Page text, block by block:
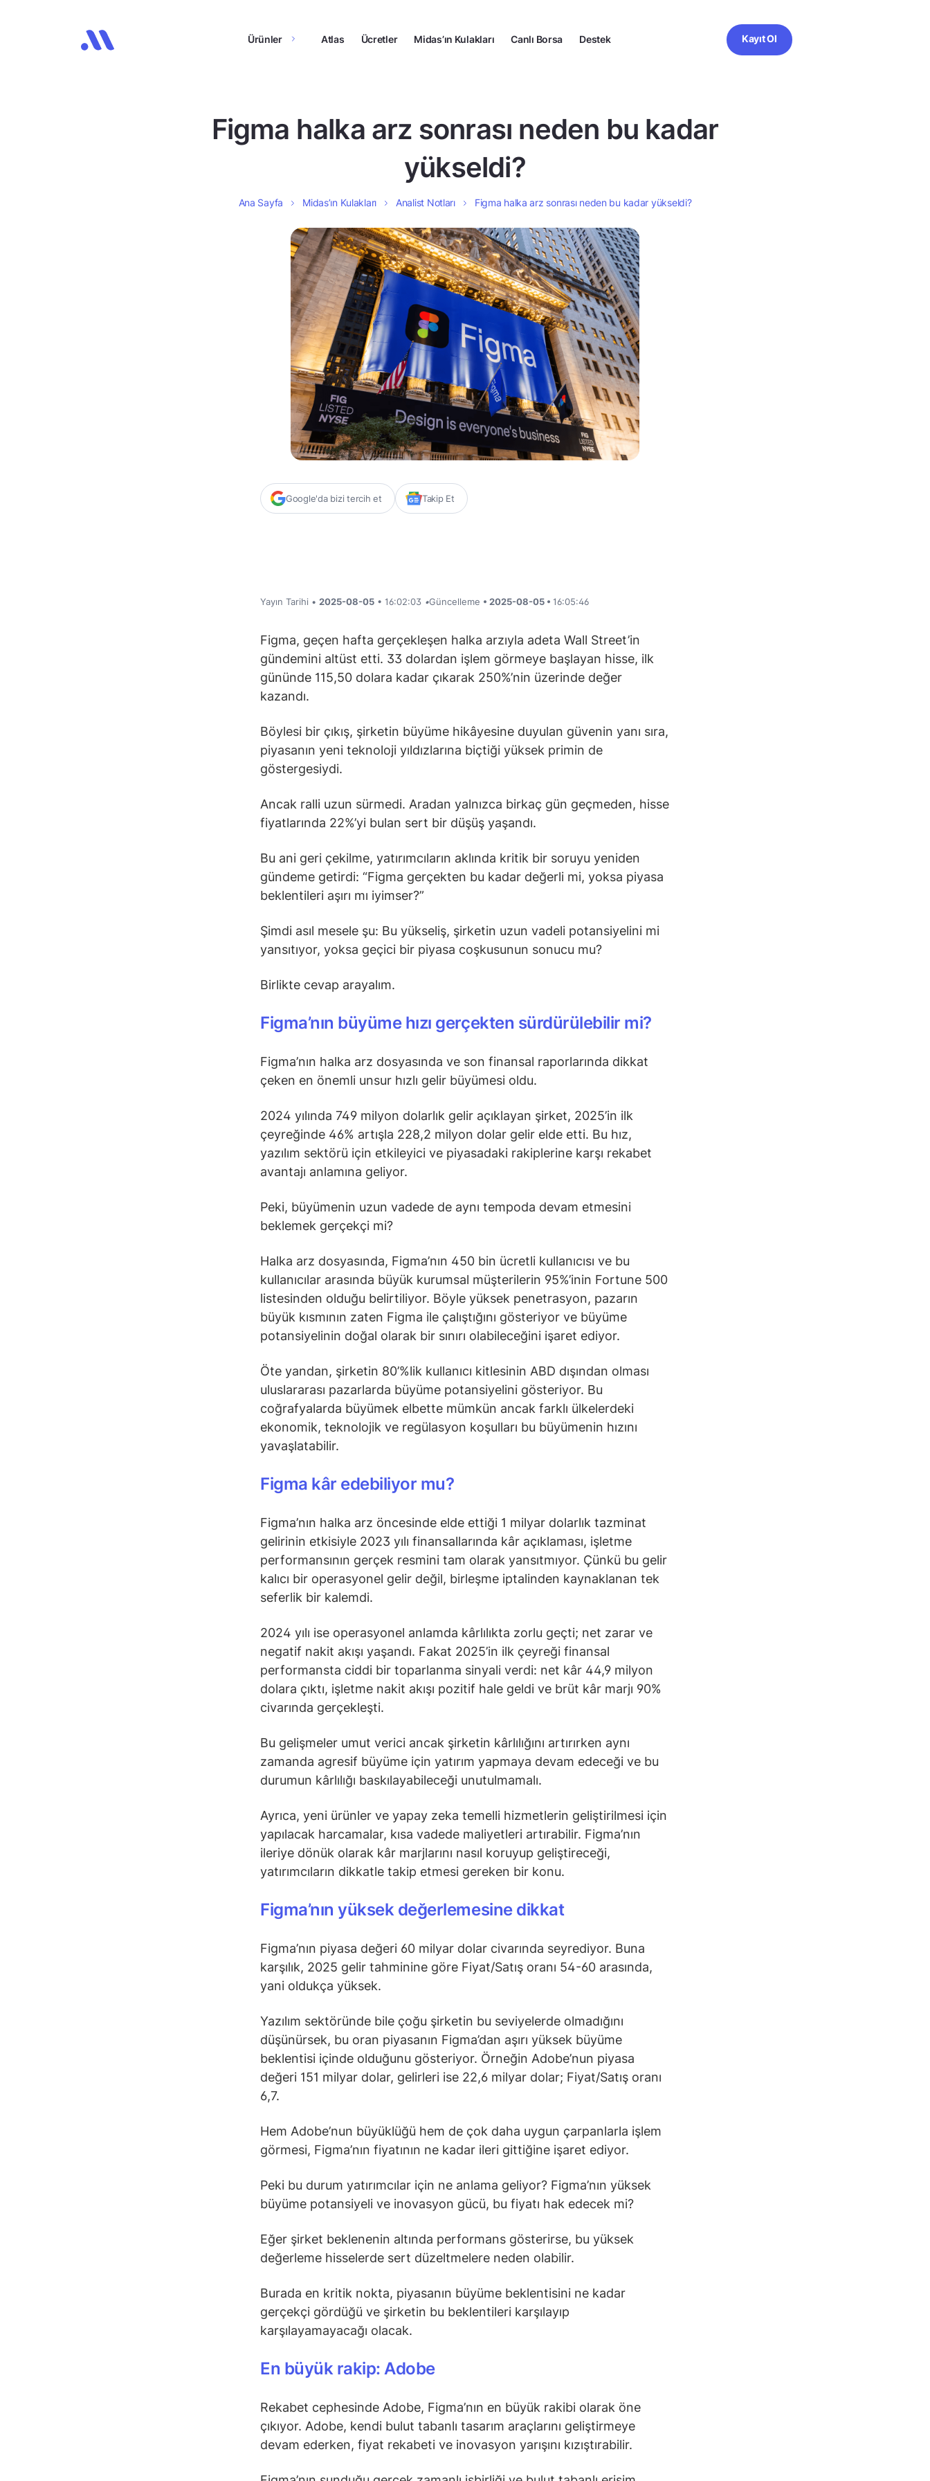
Ürünler Atlas Ücretler Midas’ın Kulakları Canlı Borsa Destek Kayıt Ol
Figma halka arz sonrası neden bu kadar
yükseldi?
Ana Sayfa Midas’ın Kulakları Analist Notları Figma halka arz sonrası neden bu kadar yükseldi?
Google'da bizi tercih et Takip Et
Yayın Tarihi • 2025-08-05 • 16:02:03 •Güncelleme • 2025-08-05 • 16:05:46
Figma, geçen hafta gerçekleşen halka arzıyla adeta Wall Street’in
gündemini altüst etti. 33 dolardan işlem görmeye başlayan hisse, ilk
gününde 115,50 dolara kadar çıkarak 250%’nin üzerinde değer
kazandı.
Böylesi bir çıkış, şirketin büyüme hikâyesine duyulan güvenin yanı sıra,
piyasanın yeni teknoloji yıldızlarına biçtiği yüksek primin de
göstergesiydi.
Ancak ralli uzun sürmedi. Aradan yalnızca birkaç gün geçmeden, hisse
fiyatlarında 22%’yi bulan sert bir düşüş yaşandı.
Bu ani geri çekilme, yatırımcıların aklında kritik bir soruyu yeniden
gündeme getirdi: “Figma gerçekten bu kadar değerli mi, yoksa piyasa
beklentileri aşırı mı iyimser?”
Şimdi asıl mesele şu: Bu yükseliş, şirketin uzun vadeli potansiyelini mi
yansıtıyor, yoksa geçici bir piyasa coşkusunun sonucu mu?
Birlikte cevap arayalım.
Figma’nın büyüme hızı gerçekten sürdürülebilir mi?
Figma’nın halka arz dosyasında ve son finansal raporlarında dikkat
çeken en önemli unsur hızlı gelir büyümesi oldu.
2024 yılında 749 milyon dolarlık gelir açıklayan şirket, 2025’in ilk
çeyreğinde 46% artışla 228,2 milyon dolar gelir elde etti. Bu hız,
yazılım sektörü için etkileyici ve piyasadaki rakiplerine karşı rekabet
avantajı anlamına geliyor.
Peki, büyümenin uzun vadede de aynı tempoda devam etmesini
beklemek gerçekçi mi?
Halka arz dosyasında, Figma’nın 450 bin ücretli kullanıcısı ve bu
kullanıcılar arasında büyük kurumsal müşterilerin 95%’inin Fortune 500
listesinden olduğu belirtiliyor. Böyle yüksek penetrasyon, pazarın
büyük kısmının zaten Figma ile çalıştığını gösteriyor ve büyüme
potansiyelinin doğal olarak bir sınırı olabileceğini işaret ediyor.
Öte yandan, şirketin 80’%lik kullanıcı kitlesinin ABD dışından olması
uluslararası pazarlarda büyüme potansiyelini gösteriyor. Bu
coğrafyalarda büyümek elbette mümkün ancak farklı ülkelerdeki
ekonomik, teknolojik ve regülasyon koşulları bu büyümenin hızını
yavaşlatabilir.
Figma kâr edebiliyor mu?
Figma’nın halka arz öncesinde elde ettiği 1 milyar dolarlık tazminat
gelirinin etkisiyle 2023 yılı finansallarında kâr açıklaması, işletme
performansının gerçek resmini tam olarak yansıtmıyor. Çünkü bu gelir
kalıcı bir operasyonel gelir değil, birleşme iptalinden kaynaklanan tek
seferlik bir kalemdi.
2024 yılı ise operasyonel anlamda kârlılıkta zorlu geçti; net zarar ve
negatif nakit akışı yaşandı. Fakat 2025’in ilk çeyreği finansal
performansta ciddi bir toparlanma sinyali verdi: net kâr 44,9 milyon
dolara çıktı, işletme nakit akışı pozitif hale geldi ve brüt kâr marjı 90%
civarında gerçekleşti.
Bu gelişmeler umut verici ancak şirketin kârlılığını artırırken aynı
zamanda agresif büyüme için yatırım yapmaya devam edeceği ve bu
durumun kârlılığı baskılayabileceği unutulmamalı.
Ayrıca, yeni ürünler ve yapay zeka temelli hizmetlerin geliştirilmesi için
yapılacak harcamalar, kısa vadede maliyetleri artırabilir. Figma’nın
ileriye dönük olarak kâr marjlarını nasıl koruyup geliştireceği,
yatırımcıların dikkatle takip etmesi gereken bir konu.
Figma’nın yüksek değerlemesine dikkat
Figma’nın piyasa değeri 60 milyar dolar civarında seyrediyor. Buna
karşılık, 2025 gelir tahminine göre Fiyat/Satış oranı 54-60 arasında,
yani oldukça yüksek.
Yazılım sektöründe bile çoğu şirketin bu seviyelerde olmadığını
düşünürsek, bu oran piyasanın Figma’dan aşırı yüksek büyüme
beklentisi içinde olduğunu gösteriyor. Örneğin Adobe’nun piyasa
değeri 151 milyar dolar, gelirleri ise 22,6 milyar dolar; Fiyat/Satış oranı
6,7.
Hem Adobe’nun büyüklüğü hem de çok daha uygun çarpanlarla işlem
görmesi, Figma’nın fiyatının ne kadar ileri gittiğine işaret ediyor.
Peki bu durum yatırımcılar için ne anlama geliyor? Figma’nın yüksek
büyüme potansiyeli ve inovasyon gücü, bu fiyatı hak edecek mi?
Eğer şirket beklenenin altında performans gösterirse, bu yüksek
değerleme hisselerde sert düzeltmelere neden olabilir.
Burada en kritik nokta, piyasanın büyüme beklentisini ne kadar
gerçekçi gördüğü ve şirketin bu beklentileri karşılayıp
karşılayamayacağı olacak.
En büyük rakip: Adobe
Rekabet cephesinde Adobe, Figma’nın en büyük rakibi olarak öne
çıkıyor. Adobe, kendi bulut tabanlı tasarım araçlarını geliştirmeye
devam ederken, fiyat rekabeti ve inovasyon yarışını kızıştırabilir.